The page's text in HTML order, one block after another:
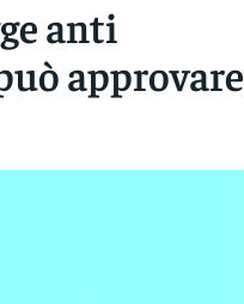
anti
approvare